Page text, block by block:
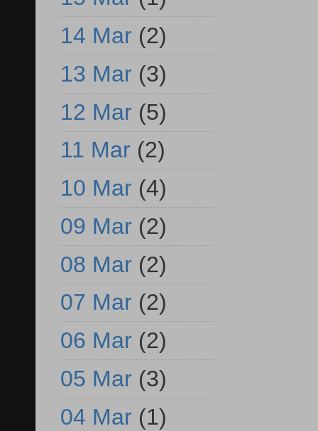
14 Mar (2)
13 Mar (3)
12 Mar (5)
11 Mar (2)
10 Mar (4)
09 Mar (2)
08 Mar (2)
07 Mar (2)
06 Mar (2)
05 Mar (3)
04 Mar (1)